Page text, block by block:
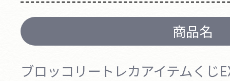
商品名
ブロッコリートレカアイテムくじ